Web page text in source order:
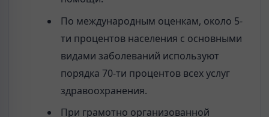
По международным оценкам, около 5-
ти процентов населения с основными
видами заболеваний используют
порядка 70-ти процентов всех услуг
здравоохранения.
При грамотно организованной